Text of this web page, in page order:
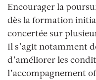
Encourager la
dès la formation
concertée sur
Il s’agit notamment
d’améliorer les
l’accompagnement